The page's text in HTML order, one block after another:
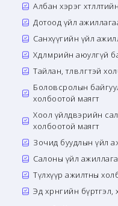
Албан хэрэг
Дотоод үйл
Санхүүгийн үйл
Хөдөлмөрийн аюулгүй
Тайлан, төлөвлөгөөтэй
Боловсролын
холбоотой маягт
Хоол үйлдвэрийн
холбоотой маягт
Зочид буудлын үйл
Салоны үйл
Түлхүүр ажилтны
Эд хөрөнгийн